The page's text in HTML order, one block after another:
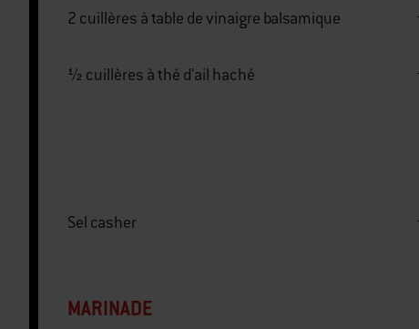
2 cuillères à table de vinaigre balsamique
½ cuillères à thé d'ail haché
Sel casher
MARINADE